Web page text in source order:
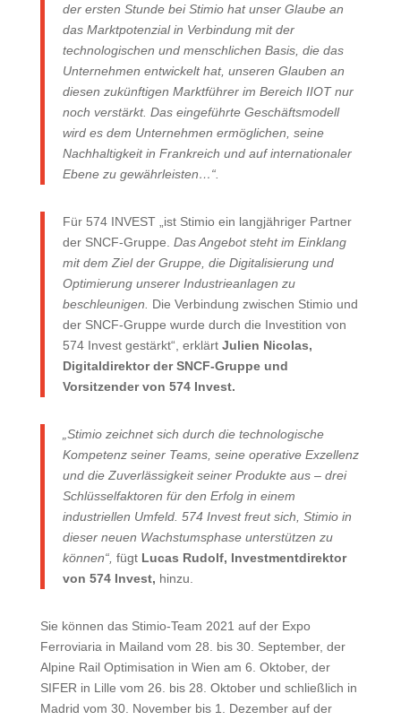
der ersten Stunde bei Stimio hat unser Glaube an
das Marktpotenzial in Verbindung mit der
technologischen und menschlichen Basis, die das
Unternehmen entwickelt hat, unseren Glauben an
diesen zukünftigen Marktführer im Bereich IIOT nur
noch verstärkt. Das eingeführte Geschäftsmodell
wird es dem Unternehmen ermöglichen, seine
Nachhaltigkeit in Frankreich und auf internationaler
Ebene zu gewährleisten…“.
Für 574 INVEST „ist Stimio ein langjähriger Partner
der SNCF-Gruppe. Das Angebot steht im Einklang
mit dem Ziel der Gruppe, die Digitalisierung und
Optimierung unserer Industrieanlagen zu
beschleunigen. Die Verbindung zwischen Stimio und
der SNCF-Gruppe wurde durch die Investition von
574 Invest gestärkt“, erklärt Julien Nicolas,
Digitaldirektor der SNCF-Gruppe und
Vorsitzender von 574 Invest.
„Stimio zeichnet sich durch die technologische
Kompetenz seiner Teams, seine operative Exzellenz
und die Zuverlässigkeit seiner Produkte aus – drei
Schlüsselfaktoren für den Erfolg in einem
industriellen Umfeld. 574 Invest freut sich, Stimio in
dieser neuen Wachstumsphase unterstützen zu
können“, fügt Lucas Rudolf, Investmentdirektor
von 574 Invest, hinzu.
Sie können das Stimio-Team 2021 auf der Expo
Ferroviaria in Mailand vom 28. bis 30. September, der
Alpine Rail Optimisation in Wien am 6. Oktober, der
SIFER in Lille vom 26. bis 28. Oktober und schließlich in
Madrid vom 30. November bis 1. Dezember auf der